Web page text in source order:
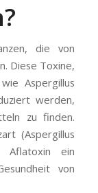
die von
Diese Toxine,
Aspergillus
werden,
zu finden.
(Aspergillus
ein
von